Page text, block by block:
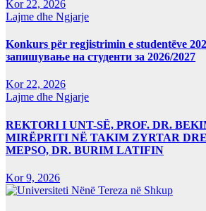
Kor 22, 2026
Lajme dhe Ngjarje
Konkurs për regjistrimin e studentëve
запишување на студенти за 2026/2027
Kor 22, 2026
Lajme dhe Ngjarje
REKTORI I UNT-SË, PROF. DR.
MIRËPRITI NË TAKIM ZYRTAR
MEPSO, DR. BURIM LATIFIN
Kor 9, 2026